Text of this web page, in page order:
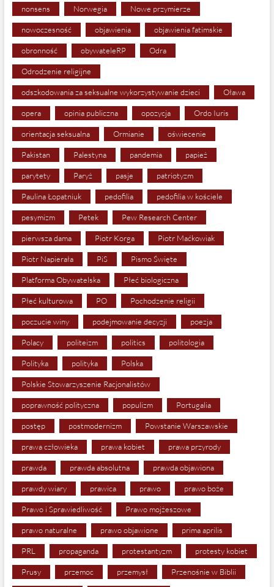
nonsens Norwegia Nowe przymierze
nowoczesność objawienia objawienia fatimskie
obronność obywateleRP Odra
Odrodzenie religijne
odszkodowania za seksualne wykorzystywanie dzieci Oława
opera opinia publiczna opozycja Ordo Iuris
orientacja seksualna Ormianie oświecenie
Pakistan Palestyna pandemia papież
parytety Paryż pasje patriotyzm
Paulina Łopatniuk pedofilia pedofilia w kościele
pesymizm Petek Pew Research Center
pierwsza dama Piotr Korga Piotr Maćkowiak
Piotr Napierała PiS Pismo Święte
Platforma Obywatelska Płeć biologiczna
Płeć kulturowa PO Pochodzenie religii
poczucie winy podejmowanie decyzji poezja
Polacy politeizm politics politologia
Polityka polityka Polska
Polskie Stowarzyszenie Racjonalistów
poprawność polityczna populizm Portugalia
postęp postmodernizm Powstanie Warszawskie
prawa człowieka prawa kobiet prawa przyrody
prawda prawda absolutna prawda objawiona
prawdy wiary prawica prawo prawo boże
Prawo i Sprawiedliwość Prawo mojżeszowe
prawo naturalne prawo objawione prima aprilis
PRL propaganda protestantyzm protesty kobiet
Prusy przemoc przemysł Przenośnie w Biblii